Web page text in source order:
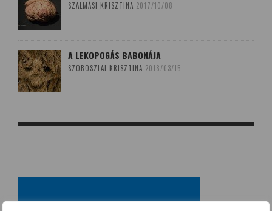
SZALMÁSI KRISZTINA 2017/10/08
A LEKOPOGÁS BABONÁJA
SZOBOSZLAI KRISZTINA 2018/03/15